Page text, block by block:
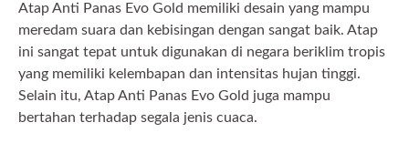
Atap Anti Panas Evo Gold memiliki desain yang mampu
meredam suara dan kebisingan dengan sangat baik. Atap
ini sangat tepat untuk digunakan di negara beriklim tropis
yang memiliki kelembapan dan intensitas hujan tinggi.
Selain itu, Atap Anti Panas Evo Gold juga mampu
bertahan terhadap segala jenis cuaca.